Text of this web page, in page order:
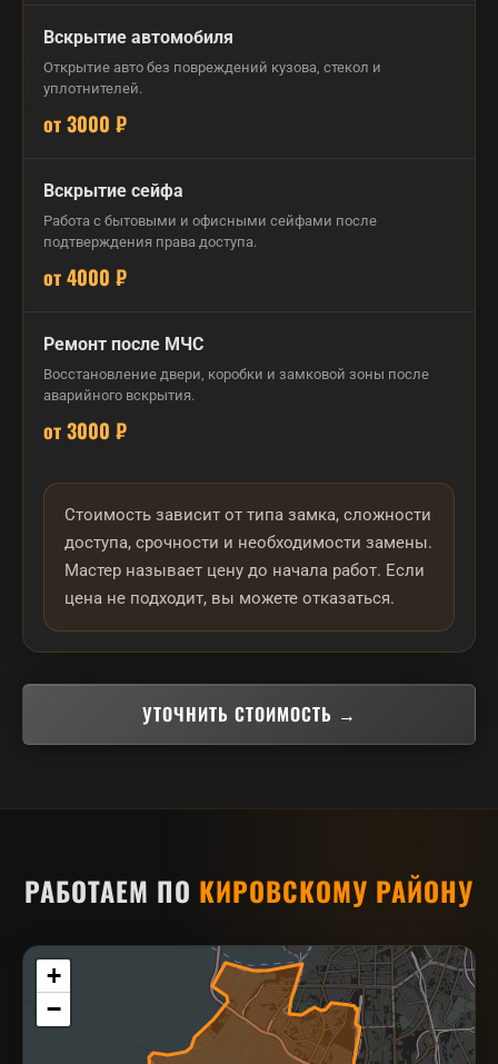
Вскрытие автомобиля
Открытие авто без повреждений кузова, стекол и
уплотнителей.
от 3000 ₽
Вскрытие сейфа
Работа с бытовыми и офисными сейфами после
подтверждения права доступа.
от 4000 ₽
Ремонт после МЧС
Восстановление двери, коробки и замковой зоны после
аварийного вскрытия.
от 3000 ₽
Стоимость зависит от типа замка, сложности
доступа, срочности и необходимости замены.
Мастер называет цену до начала работ. Если
цена не подходит, вы можете отказаться.
УТОЧНИТЬ СТОИМОСТЬ →
РАБОТАЕМ ПО КИРОВСКОМУ РАЙОНУ
+
−